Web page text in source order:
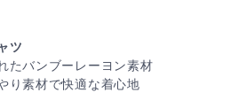
ツ
たバンブーレーヨン素材
り素材で快適な着心地